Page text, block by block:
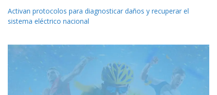
Activan protocolos para diagnosticar daños y recuperar el
sistema eléctrico nacional